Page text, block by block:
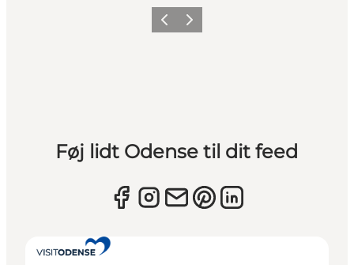
ForrigeNæste
Føj lidt Odense til dit feed